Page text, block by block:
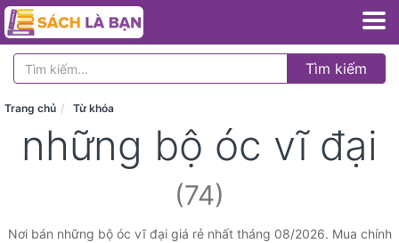
Tìm kiếm
Trang chủ Từ khóa
những bộ óc vĩ đại
(74)
Nơi bán những bộ óc vĩ đại giá rẻ nhất tháng 08/2026. Mua chính